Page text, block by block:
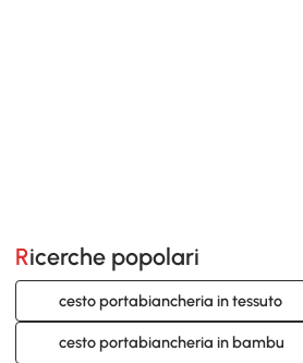
Ricerche popolari
cesto portabiancheria in tessuto
cesto portabiancheria in bambu